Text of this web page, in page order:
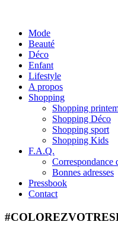
Mode
Beauté
Déco
Enfant
Lifestyle
A propos
Shopping
Shopping
Shopping Déco
Shopping sport
Shopping Kids
F.A.Q.
Correspondance
Bonnes adresses
Pressbook
Contact